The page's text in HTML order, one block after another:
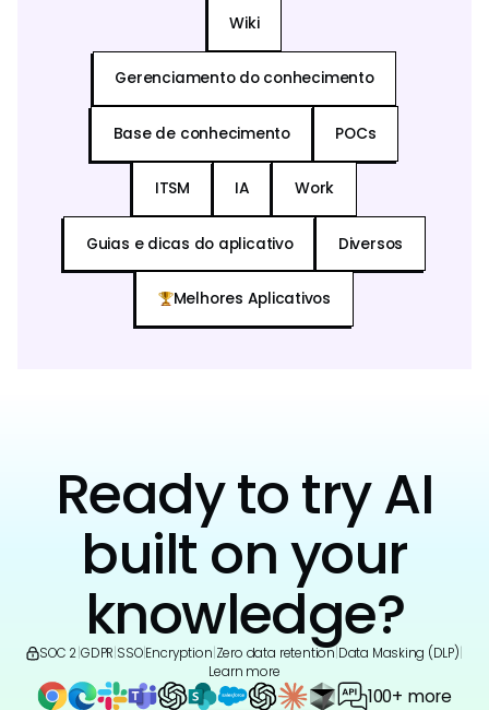
Wiki
Gerenciamento do conhecimento
Base de conhecimento POCs
ITSM IA Work
Guias e dicas do aplicativo Diversos
Melhores Aplicativos
Ready to try AI
built on your
knowledge?
SOC 2|GDPR|SSO|Encryption|Zero data retention|Data Masking (DLP)|
Learn more
100+ more